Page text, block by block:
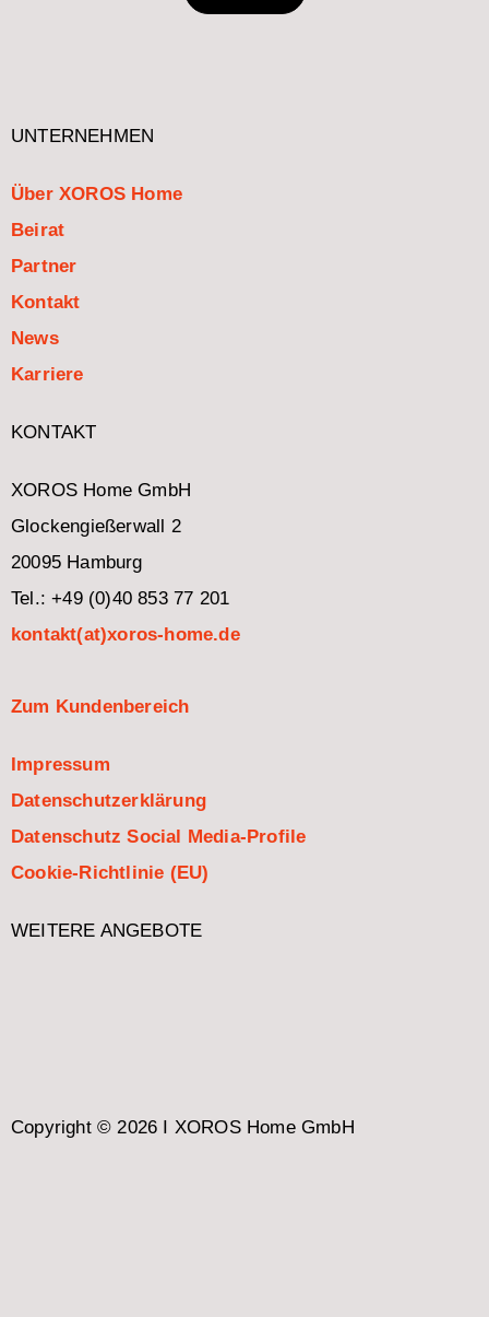
UNTERNEHMEN
Über XOROS Home
Beirat
Partner
Kontakt
News
Karriere
KONTAKT
XOROS Home GmbH
Glockengießerwall 2
20095 Hamburg
Tel.: +49 (0)40 853 77 201
kontakt(at)xoros-home.de
Zum Kundenbereich
Impressum
Datenschutzerklärung
Datenschutz Social Media-Profile
Cookie-Richtlinie (EU)
WEITERE ANGEBOTE
Copyright © 2026 I XOROS Home GmbH